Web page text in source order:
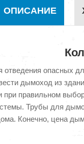
ОПИСАНИЕ
опасных
дымоход из
правильном
Трубы для
Конечно, цена